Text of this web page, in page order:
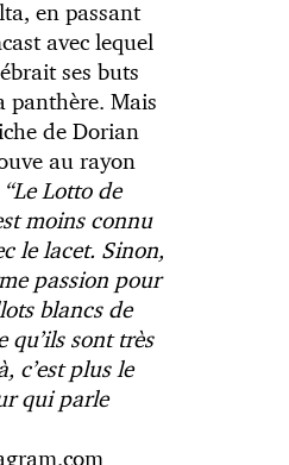
en passant
avec lequel
ses buts
panthère. Mais
de Dorian
au rayon
“Le Lotto de
moins connu
le lacet. Sinon,
passion pour
blancs de
qu’ils sont très
c’est plus le
qui parle